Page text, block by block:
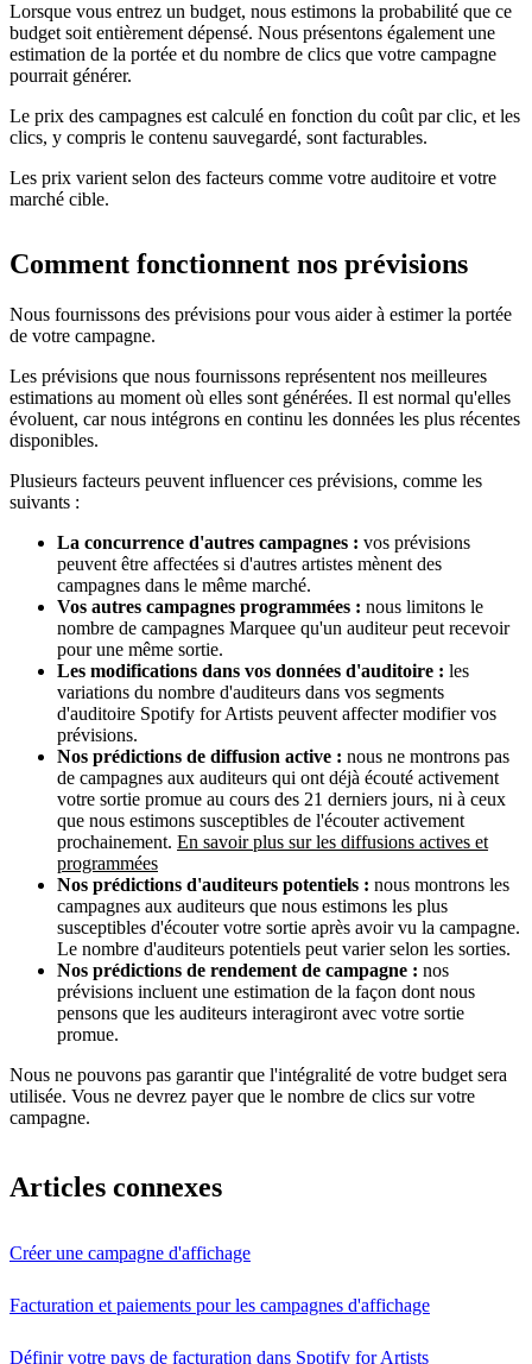
Lorsque vous entrez un budget, nous estimons la probabilité que ce
budget soit entièrement dépensé. Nous présentons également une
estimation de la portée et du nombre de clics que votre campagne
pourrait générer.
Le prix des campagnes est calculé en fonction du coût par clic, et les
clics, y compris le contenu sauvegardé, sont facturables.
Les prix varient selon des facteurs comme votre auditoire et votre
marché cible.
Comment fonctionnent nos prévisions
Nous fournissons des prévisions pour vous aider à estimer la portée
de votre campagne.
Les prévisions que nous fournissons représentent nos meilleures
estimations au moment où elles sont générées. Il est normal qu'elles
évoluent, car nous intégrons en continu les données les plus récentes
disponibles.
Plusieurs facteurs peuvent influencer ces prévisions, comme les
suivants :
La concurrence d'autres campagnes : vos prévisions
peuvent être affectées si d'autres artistes mènent des
campagnes dans le même marché.
Vos autres campagnes programmées : nous limitons le
nombre de campagnes Marquee qu'un auditeur peut recevoir
pour une même sortie.
Les modifications dans vos données d'auditoire : les
variations du nombre d'auditeurs dans vos segments
d'auditoire Spotify for Artists peuvent affecter modifier vos
prévisions.
Nos prédictions de diffusion active : nous ne montrons pas
de campagnes aux auditeurs qui ont déjà écouté activement
votre sortie promue au cours des 21 derniers jours, ni à ceux
que nous estimons susceptibles de l'écouter activement
prochainement. En savoir plus sur les diffusions actives et
programmées
Nos prédictions d'auditeurs potentiels : nous montrons les
campagnes aux auditeurs que nous estimons les plus
susceptibles d'écouter votre sortie après avoir vu la campagne.
Le nombre d'auditeurs potentiels peut varier selon les sorties.
Nos prédictions de rendement de campagne : nos
prévisions incluent une estimation de la façon dont nous
pensons que les auditeurs interagiront avec votre sortie
promue.
Nous ne pouvons pas garantir que l'intégralité de votre budget sera
utilisée. Vous ne devrez payer que le nombre de clics sur votre
campagne.
Articles connexes
Créer une campagne d'affichage
Facturation et paiements pour les campagnes d'affichage
Définir votre pays de facturation dans Spotify for Artists